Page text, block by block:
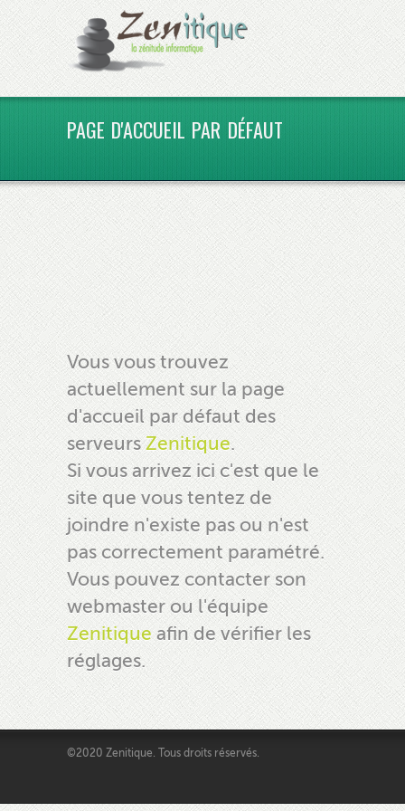
PAGE D'ACCUEIL PAR DÉFAUT
Vous vous trouvez
actuellement sur la page
d'accueil par défaut des
serveursZenitique.
Si vous arrivez ici c'est que le
site que vous tentez de
joindre n'existe pas ou n'est
pas correctement paramétré.
Vous pouvez contacter son
webmaster ou l'équipe
Zenitique afin de vérifier les
réglages.
©2020 Zenitique. Tous droits réservés.